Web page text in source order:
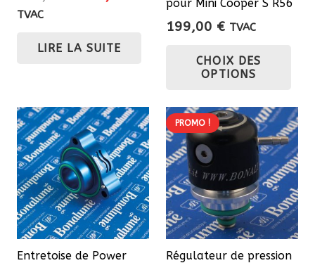
était :
actuel
196,02 €.
TVAC
LIRE LA SUITE
pour Mini Cooper S R56
199,00 € TVAC
CHOIX DES
OPTIONS
Les
sur
Entretoise de Power
PROMO !
Régulateur de pression